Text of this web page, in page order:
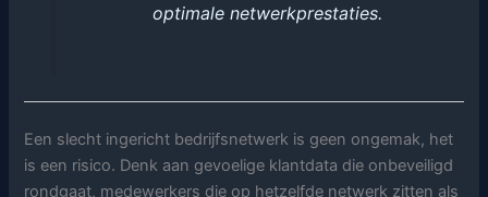
optimale netwerkprestaties.
Een slecht ingericht bedrijfsnetwerk is geen ongemak, het
is een risico. Denk aan gevoelige klantdata die onbeveiligd
rondgaat, medewerkers die op hetzelfde netwerk zitten als